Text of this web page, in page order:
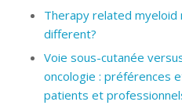
Therapy related myeloid
different?
Voie sous-cutanée
oncologie : préférences
patients et